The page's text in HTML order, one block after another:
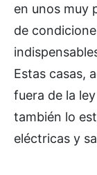
en unos muy
de
Estas casas,
fuera de la
también lo
eléctricas y